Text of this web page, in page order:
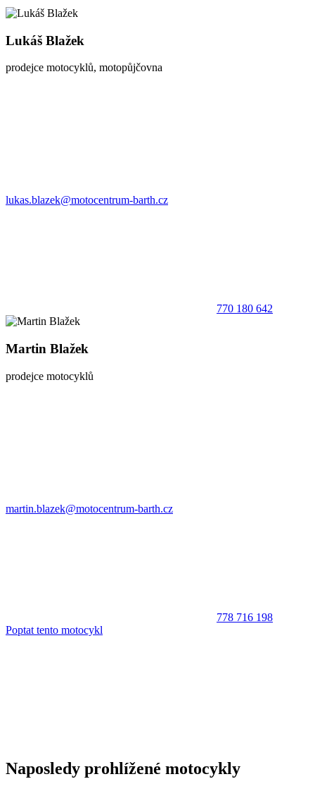
Lukáš Blažek
prodejce motocyklů, motopůjčovna
lukas.blazek@motocentrum-barth.cz
770 180 642
Martin Blažek
prodejce motocyklů
martin.blazek@motocentrum-barth.cz
778 716 198
Poptat tento motocykl
Naposledy prohlížené motocykly